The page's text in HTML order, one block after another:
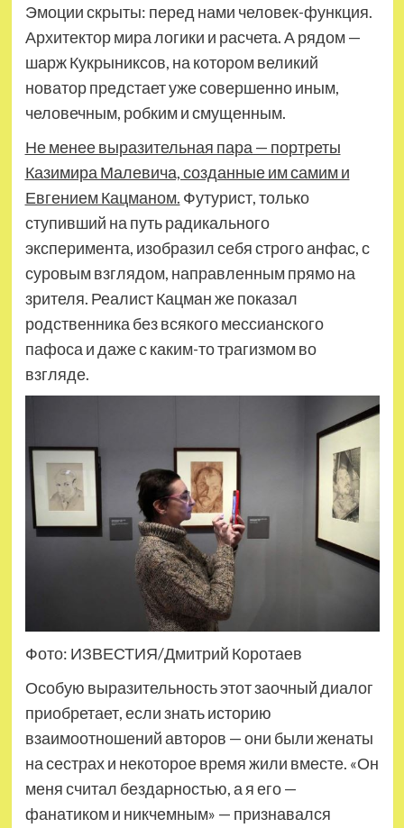
Эмоции скрыты: перед нами человек-функция.
Архитектор мира логики и расчета. А рядом —
шарж Кукрыниксов, на котором великий
новатор предстает уже совершенно иным,
человечным, робким и смущенным.
Не менее выразительная пара — портреты
Казимира Малевича, созданные им самим и
Евгением Кацманом. Футурист, только
ступивший на путь радикального
эксперимента, изобразил себя строго анфас, с
суровым взглядом, направленным прямо на
зрителя. Реалист Кацман же показал
родственника без всякого мессианского
пафоса и даже с каким-то трагизмом во
взгляде.
Фото: ИЗВЕСТИЯ/Дмитрий Коротаев
Особую выразительность этот заочный диалог
приобретает, если знать историю
взаимоотношений авторов — они были женаты
на сестрах и некоторое время жили вместе. «Он
меня считал бездарностью, а я его —
фанатиком и никчемным» — признавался